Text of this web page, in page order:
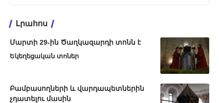
Լրահոս
Մարտի 29-ին Ծաղկազարդի տոնն է
Եկեղեցական տոներ
Բամբասողների և վարդապետներին
չդատելու մասին